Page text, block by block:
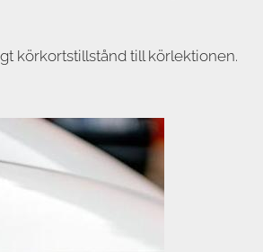
körkortstillstånd till körlektionen.
Man behöver prata
24 timmar innan lektionen,
or Michael! And please translate the